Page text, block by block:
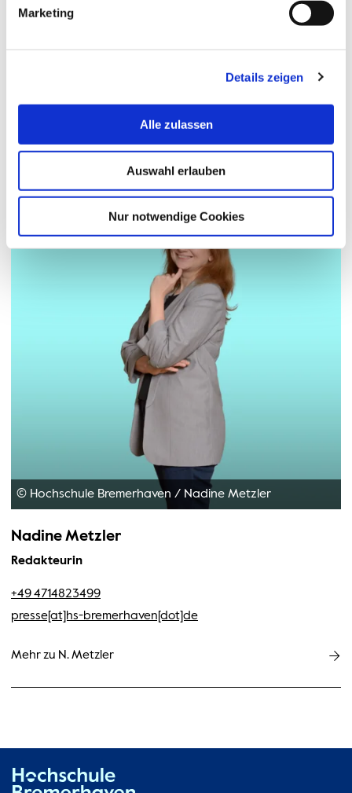
Marketing
Details zeigen
Alle zulassen
Auswahl erlauben
Nur notwendige Cookies
Redakteur:in
© Hochschule Bremerhaven / Nadine Metzler
Nadine Metzler
Redakteurin
+49 4714823499
presse[at]hs-bremerhaven[dot]de
Mehr zu N. Metzler